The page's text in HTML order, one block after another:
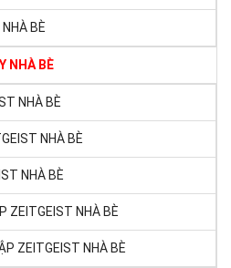
BÈ
NHÀ BÈ
NHÀ BÈ
NHÀ BÈ
NHÀ BÈ
ZEITGEIST NHÀ BÈ
ZEITGEIST NHÀ BÈ